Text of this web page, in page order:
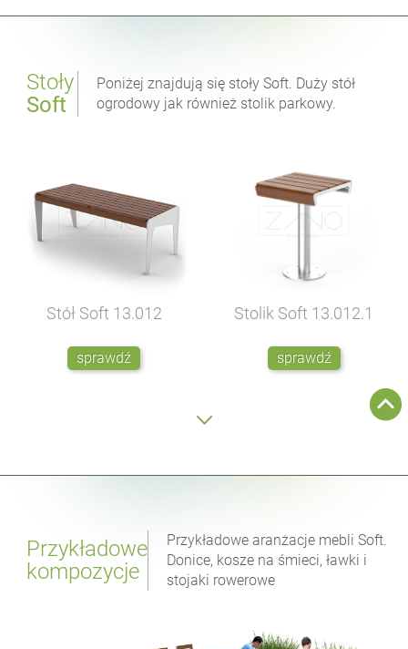
Stoły
Soft
Poniżej znajdują się stoły Soft. Duży stół
ogrodowy jak również stolik parkowy.
Stół Soft 13.012
sprawdź
Stolik Soft 13.012.1
sprawdź
Przykładowe
kompozycje
Przykładowe aranżacje mebli Soft.
Donice, kosze na śmieci, ławki i
stojaki rowerowe